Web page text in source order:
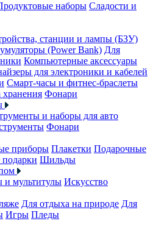
наборы Сладости и
станции и лампы (БЗУ)
(Power Bank) Для
Компьютерные аксессуары
для электроники и кабелей
Смарт-часы и фитнес-браслеты
хранения Фонари
и наборы для авто
Фонари
приборы Плакетки Подарочные
Шильды
и мультитулы Искусство
Для отдыха на природе Для
Игры Пледы